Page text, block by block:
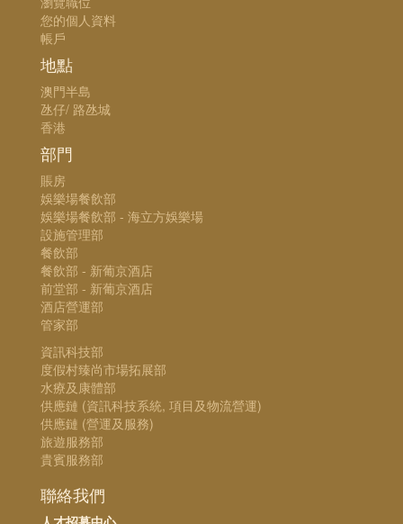
您的個人資料
帳戶
地點
澳門半島
氹仔/ 路氹城
香港
部門
賬房
娛樂場餐飲部
娛樂場餐飲部 - 海立方娛樂場
設施管理部
餐飲部
餐飲部 - 新葡京酒店
前堂部 - 新葡京酒店
酒店營運部
管家部
資訊科技部
度假村臻尚市場拓展部
水療及康體部
供應鏈 (資訊科技系統, 項目及物流營運)
供應鏈 (營運及服務)
旅遊服務部
貴賓服務部
聯絡我們